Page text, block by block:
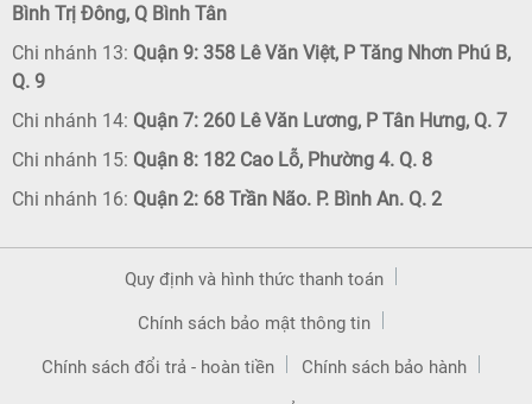
Bình Trị Đông, Q Bình Tân
Chi nhánh 13: Quận 9: 358 Lê Văn Việt, P Tăng Nhơn Phú B,
Q. 9
Chi nhánh 14: Quận 7: 260 Lê Văn Lương, P Tân Hưng, Q. 7
Chi nhánh 15: Quận 8: 182 Cao Lỗ, Phường 4. Q. 8
Chi nhánh 16: Quận 2: 68 Trần Não. P. Bình An. Q. 2
Quy định và hình thức thanh toán
Chính sách bảo mật thông tin
Chính sách đổi trả - hoàn tiền Chính sách bảo hành